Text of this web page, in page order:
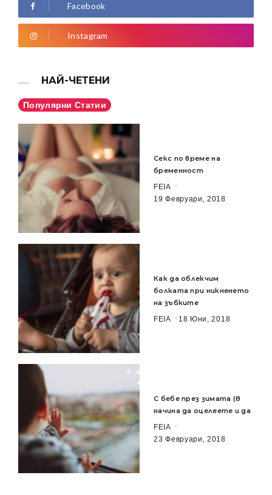
Facebook
Instagram
НАЙ-ЧЕТЕНИ
Популярни Статии
Секс по време на
бременност
FEIA
19 Февруари, 2018
Как да облекчим
болката при никненето
на зъбките
FEIA
18 Юни, 2018
С бебе през зимата (8
начина да оцелеете и да
FEIA
23 Февруари, 2018